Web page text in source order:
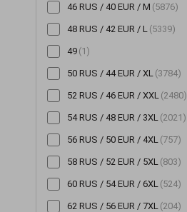
46 RUS / 40 EUR / M (5876)
48 RUS / 42 EUR / L (5339)
49 (1)
50 RUS / 44 EUR / XL (3784)
52 RUS / 46 EUR / XXL (2480)
54 RUS / 48 EUR / 3XL (2021)
56 RUS / 50 EUR / 4XL (757)
58 RUS / 52 EUR / 5XL (803)
60 RUS / 54 EUR / 6XL (524)
62 RUS / 56 EUR / 7XL (204)